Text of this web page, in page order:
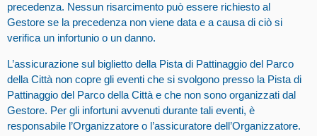
precedenza. Nessun risarcimento può essere richiesto al
Gestore se la precedenza non viene data e a causa di ciò si
verifica un infortunio o un danno.
L’assicurazione sul biglietto della Pista di Pattinaggio del Parco
della Città non copre gli eventi che si svolgono presso la Pista di
Pattinaggio del Parco della Città e che non sono organizzati dal
Gestore. Per gli infortuni avvenuti durante tali eventi, è
responsabile l’Organizzatore o l’assicuratore dell’Organizzatore.